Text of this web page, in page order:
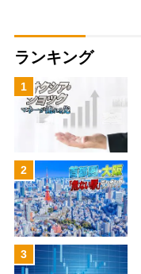
ランキング
1
2
3